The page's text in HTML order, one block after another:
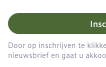
Door op inschrijven te
nieuwsbrief en gaat u